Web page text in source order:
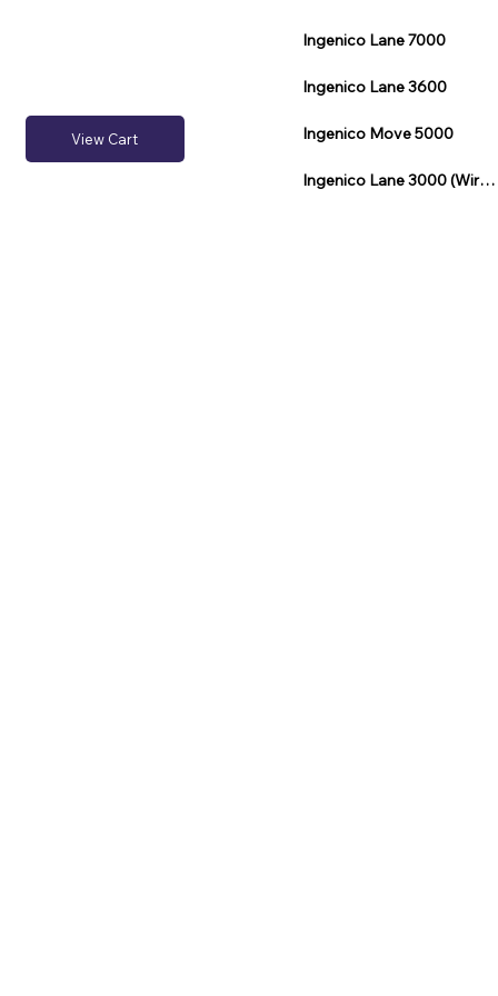
View Cart
Ingenico Lane 7000
Ingenico Lane 3600
Ingenico Move 5000
Ingenico Lane 3000 (Wireless)